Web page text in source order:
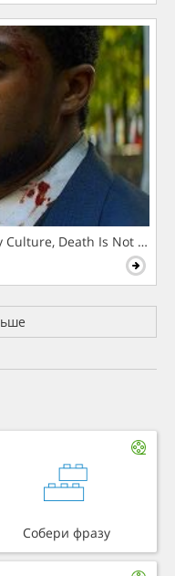
Death Is Not The
Собери фразу